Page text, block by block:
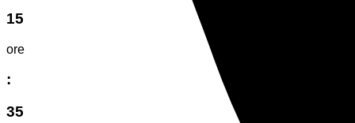
15
ore
:
35